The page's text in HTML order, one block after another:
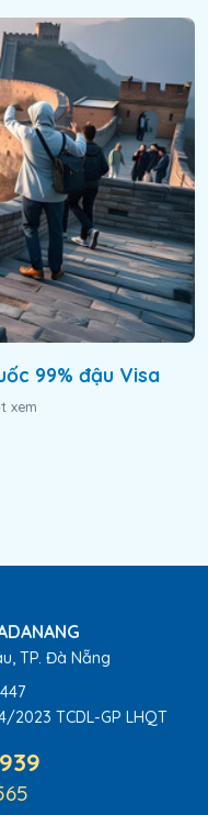
99% đậu Visa
xem
TP. Đà Nẵng
2023 TCDL-GP LHQT